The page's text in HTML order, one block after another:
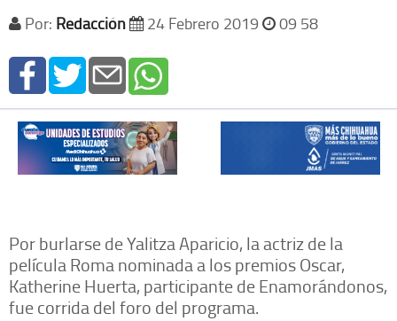
Por: Redacción 24 Febrero 2019 09 58
Por burlarse de Yalitza Aparicio, la actriz de la
película Roma nominada a los premios Oscar,
Katherine Huerta, participante de Enamorándonos,
fue corrida del foro del programa.